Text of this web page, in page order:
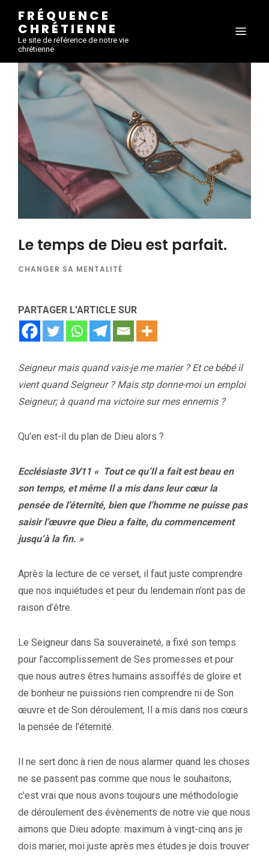
FRÉQUENCE
CHRÉTIENNE
Le site de référence de notre vie
chrétienne
Le temps de Dieu est parfait.
CHANGER SA MENTALITÉ
PARTAGER L'ARTICLE SUR
Seigneur mais quand vais-je me marier ? Et ce bébé il
vient quand Seigneur ? Mais stp donne-moi un emploi
Seigneur; à quand ma victoire sur mes ennemis ?
Qu’en est-il du plan de Dieu alors ?
Ecclésiaste 3V11 « Tout ce qu’Il a fait est beau en
son temps, et même Il a mis dans leur cœur la
pensée de l’éternité, bien que l’homme ne puisse pas
saisir l’œuvre que Dieu a faite, du commencement
jusqu’à la fin. »
Après la lecture de ce verset, il faut juste comprendre
que nos inquiétudes et peur du lendemain n’ont pas de
raison d’être.
Le Seigneur dans Sa souveraineté, a fixé son temps
pour l’accomplissement de Ses promesses et pour
que nous autres êtres humains assoiffés de gloire et
de bonheur ne puissions rien comprendre ni de Son
œuvre et de Son déroulement, Il a mis dans nos cœurs
la pensée de l’éternité.
Il ne sert donc à rien de nous alarmer quand les choses
ne se passent pas comme que nous le souhaitons;
c’est vrai que nous avons toujours une méthodologie
de déroulement des évènements de notre vie que nous
aimons que Dieu adopte: maximum à vingt-cinq ans je
dois marier, moi juste après mes études je dois trouver